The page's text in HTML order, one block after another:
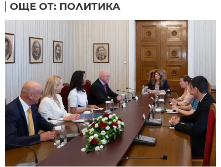
ОЩЕ ОТ: ПОЛИТИКА